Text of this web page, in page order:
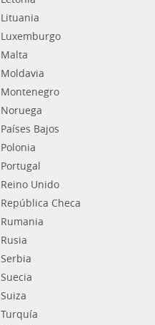
Lituania
Luxemburgo
Malta
Moldavia
Montenegro
Noruega
Países Bajos
Polonia
Portugal
Reino Unido
República Checa
Rumania
Rusia
Serbia
Suecia
Suiza
Turquía